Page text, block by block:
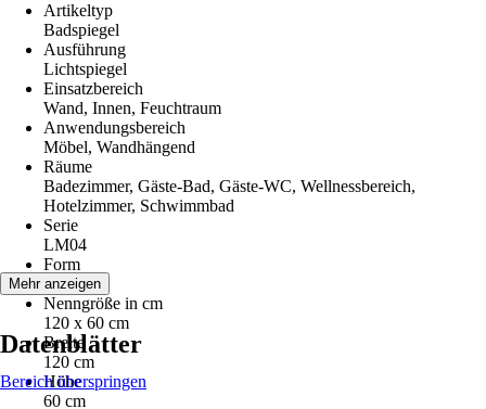
Artikeltyp
Badspiegel
Ausführung
Lichtspiegel
Einsatzbereich
Wand, Innen, Feuchtraum
Anwendungsbereich
Möbel, Wandhängend
Räume
Badezimmer, Gäste-Bad, Gäste-WC, Wellnessbereich,
Hotelzimmer, Schwimmbad
Serie
LM04
Form
Eckig
Nenngröße in cm
120 x 60 cm
Breite
120 cm
Höhe
60 cm
Mehr anzeigen
Datenblätter
Bereich überspringen